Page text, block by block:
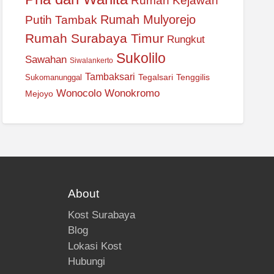
Putih Tambak Rumah Mulyorejo
Rumah Surabaya Timur Rungkut
Sawahan Siwalankerto Sukolilo
Sukomanunggal Tambaksari Tegalsari Tenggilis
Mejoyo Wonocolo Wonokromo
About
Kost Surabaya
Blog
Lokasi Kost
Hubungi